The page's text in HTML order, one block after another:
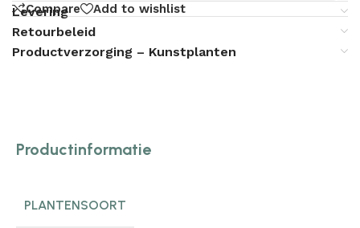
Compare Add to wishlist
Levering
Retourbeleid
Productverzorging – Kunstplanten
Productinformatie
PLANTENSOORT